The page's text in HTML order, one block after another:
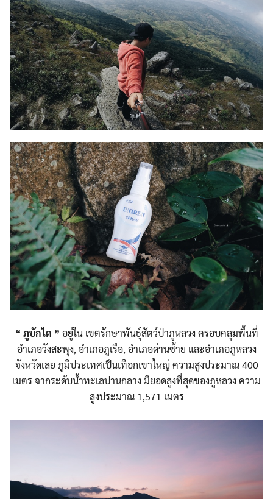
“ ภูบักได ” อยู่ใน เขตรักษาพันธุ์สัตว์ป่าภูหลวง ครอบคลุมพื้นที่
อำเภอวังสะพุง, อำเภอภูเรือ, อำเภอด่านซ้าย และอำเภอภูหลวง
จังหวัดเลย ภูมิประเทศเป็นเทือกเขาใหญ่ ความสูงประมาณ 400
เมตร จากระดับน้ำทะเลปานกลาง มียอดสูงที่สุดของภูหลวง ความ
สูงประมาณ 1,571 เมตร